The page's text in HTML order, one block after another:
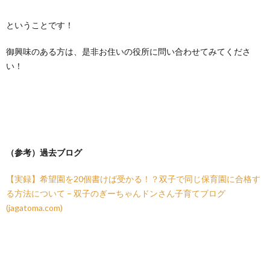
ということです！
御興味のある方は、是非お住いの役所に問い合わせてみてくださ
い！
（参考）過去ブログ
【実録】希望園を20個書けば受かる！？双子で同じ保育園に合格す
る方法について – 双子のぎーちゃんドンさん子育てブログ
(jagatoma.com)